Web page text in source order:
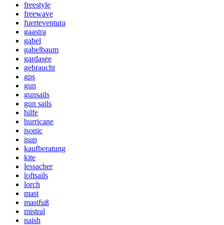
freestyle
freewave
fuerteventura
gaastra
gabel
gabelbaum
gardasee
gebraucht
gps
gun
gunsails
gun sails
hilfe
hurricane
isonic
isup
kaufberatung
kite
lessacher
loftsails
lorch
mast
mastfuß
mistral
naish